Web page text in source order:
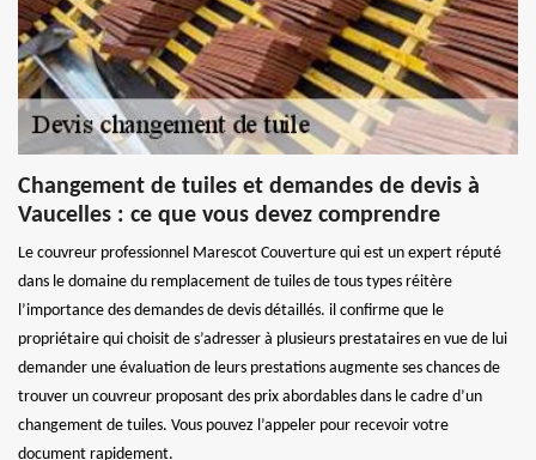
Changement de tuiles et demandes de devis à
Vaucelles : ce que vous devez comprendre
Le couvreur professionnel Marescot Couverture qui est un expert réputé
dans le domaine du remplacement de tuiles de tous types réitère
l’importance des demandes de devis détaillés. il confirme que le
propriétaire qui choisit de s’adresser à plusieurs prestataires en vue de lui
demander une évaluation de leurs prestations augmente ses chances de
trouver un couvreur proposant des prix abordables dans le cadre d’un
changement de tuiles. Vous pouvez l’appeler pour recevoir votre
document rapidement.